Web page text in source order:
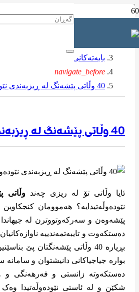
بابەتەکانی تر
navigate_before
40 وڵاتی پێشەنگ لە ڕیزبەندی نێودەوڵەتی
40 وڵاتی پێشەنگ لە ڕیزبەندی نێودەوڵەتی
ئایا وڵاتی تۆ له ریزی چەندوڵاتی
نێودەوڵەتیدایه؟ هەموومان
پێشەوەن و سەرکەوتووترن لە
دەستکەوت و تایبەتمەندییە
بڕیارە 40 وڵاتی پێشەنگتان پێ
بوارە جیاجیاکانی دانیشتوان و سامانە
دەستکەوتە زانستی و فەرهەنگی و
شکێن و لە ئاستی نێودەوڵەتیدا